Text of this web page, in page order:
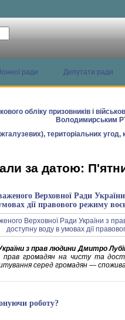
ради Депутати ради
обліку призовників і
Володимирським
територіальних
за датою:
Верховної Ради
дії правового режиму
з прав людини Дмитро
громадян на чисту та
серед громадян —
роботу?